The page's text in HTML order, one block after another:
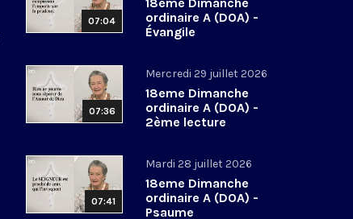
07:04
ordinaire A (DOA) -
Évangile
07:36
Mercredi 29 juillet 2026
18eme Dimanche
ordinaire A (DOA) -
2ème lecture
07:41
Mardi 28 juillet 2026
18eme Dimanche
ordinaire A (DOA) -
Psaume